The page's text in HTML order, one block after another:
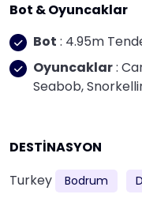
Bot & Oyuncaklar
Bot : 4.95m
Oyuncaklar:
Seabob,
DESTİNASYON
Turkey
Bodrum